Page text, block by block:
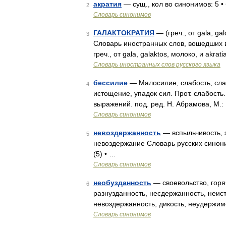
2 акратия — сущ., кол во синонимов: 5 •
Словарь синонимов
3 ГАЛАКТОКРАТИЯ — (греч., от gala,
Словарь иностранных слов,
греч., от gala, galaktos, молоко, и
Словарь иностранных слов русского языка
4 бессилие — Малосилие, слабость,
истощение, упадок сил. Прот.
выражений. под. ред. Н. Абрамова, М.:
Словарь синонимов
5 невоздержанность — вспыльчивость,
невоздержание Словарь русских
(5) • …
Словарь синонимов
6 необузданность — своевольство,
разнузданность, несдержанность,
невоздержанность, дикость,
Словарь синонимов